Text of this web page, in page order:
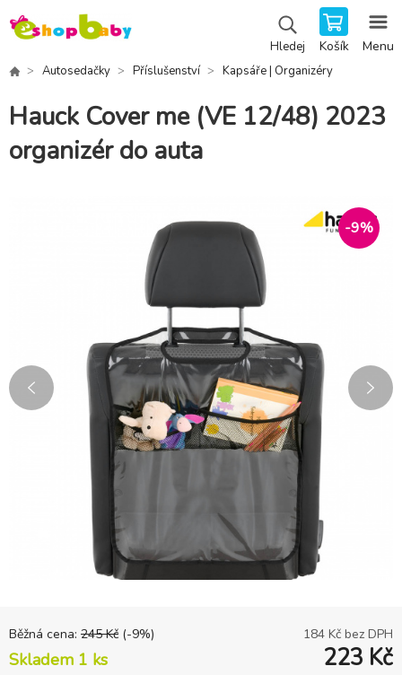
Hledej Košík Menu
Autosedačky Příslušenství Kapsáře | Organizéry
Hauck Cover me (VE 12/48) 2023
organizér do auta
-9%
Běžná cena: 245 Kč (-9%) 184 Kč bez DPH
Skladem 1 ks 223 Kč